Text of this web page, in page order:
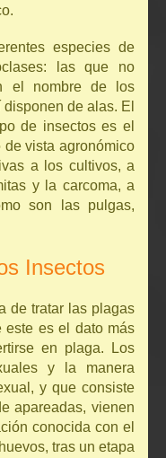
especies de
las que no
el nombre de los
de alas. El
de insectos es el
vista agronómico
a los cultivos, a
y la carcoma, a
son las pulgas,
Insectos
de tratar las plagas
este es el dato más
en plaga. Los
y la manera
y que consiste
apareadas, vienen
conocida con el
tras un etapa